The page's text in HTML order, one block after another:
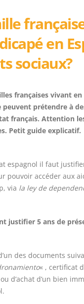
en
sociaux?
françaises vivant
peuvent prétendre à
français. Attention
Petit guide explicatif.
espagnol il faut
pouvoir accéder aux
via la ley de
justifier 5 ans de
des documents
« , certificat
d’achat d’un bien
: comment ça